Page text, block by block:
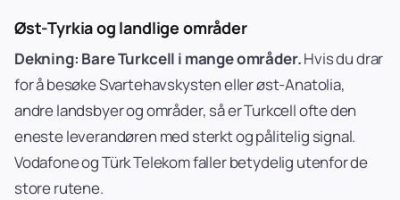
Øst-Tyrkia og landlige områder
Dekning: Bare Turkcell i mange områder.Hvis du drar
for å besøke Svartehavskysten eller øst-Anatolia,
andre landsbyer og områder, så er Turkcell ofte den
eneste leverandøren med sterkt og pålitelig signal.
Vodafone og Türk Telekom faller betydelig utenfor de
store rutene.